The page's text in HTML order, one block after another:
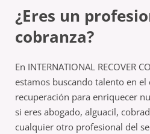
¿Eres un
cobranza?
En INTERNATIONAL RECOVER
estamos buscando talento en el
recuperación para enriquecer
si eres abogado, alguacil,
cualquier otro profesional del